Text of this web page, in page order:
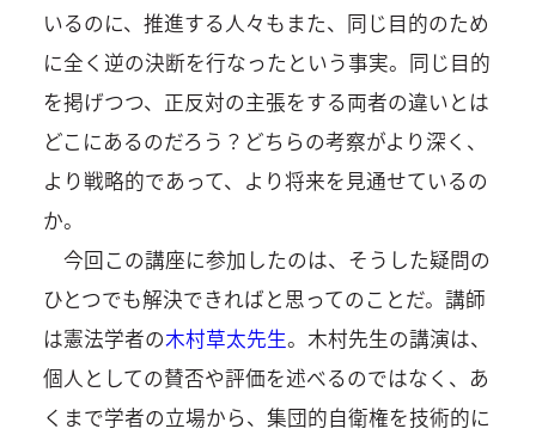
いるのに、推進する人々もまた、同じ目的のため
に全く逆の決断を行なったという事実。同じ目的
を掲げつつ、正反対の主張をする両者の違いとは
どこにあるのだろう？どちらの考察がより深く、
より戦略的であって、より将来を見通せているの
か。
今回この講座に参加したのは、そうした疑問の
ひとつでも解決できればと思ってのことだ。講師
は憲法学者の木村草太先生。木村先生の講演は、
個人としての賛否や評価を述べるのではなく、あ
くまで学者の立場から、集団的自衛権を技術的に